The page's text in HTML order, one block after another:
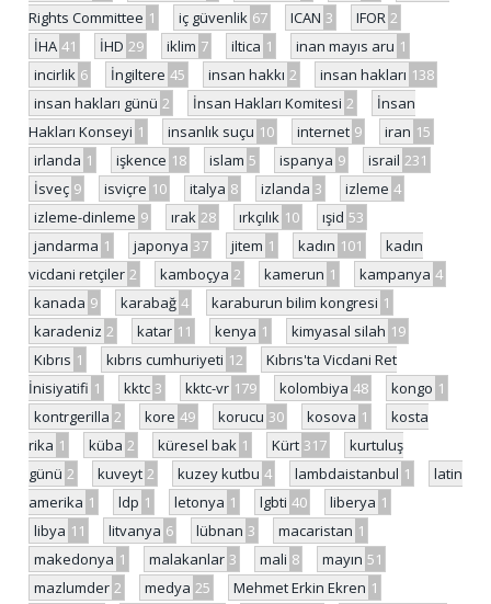
Rights Committee 1 iç güvenlik 67 ICAN 3 IFOR 2
İHA 41 İHD 29 iklim 7 iltica 1 inan mayıs aru 1
incirlik 6 İngiltere 45 insan hakkı 2 insan hakları 138
insan hakları günü 2 İnsan Hakları Komitesi 2
İnsan
Hakları Konseyi 1 insanlık suçu 10 internet 9 iran 15
irlanda 1 işkence 18 islam 5 ispanya 9 israil 231
İsveç 9 isviçre 10 italya 8 izlanda 3 izleme 4
izleme-dinleme 9 ırak 28 ırkçılık 10 ışid 53
jandarma 1 japonya 37 jitem 1 kadın 101
kadın
vicdani retçiler 2 kamboçya 2 kamerun 1 kampanya 4
kanada 9 karabağ 4 karaburun bilim kongresi 1
karadeniz 2 katar 11 kenya 1 kimyasal silah 19
Kıbrıs 1 kıbrıs cumhuriyeti 12
Kıbrıs'ta Vicdani Ret
İnisiyatifi 1 kktc 3 kktc-vr 179 kolombiya 48 kongo 1
kontrgerilla 2 kore 49 korucu 30 kosova 1
kosta
rika 1 küba 2 küresel bak 1 Kürt 317
kurtuluş
günü 2 kuveyt 2 kuzey kutbu 4 lambdaistanbul 1
latin
amerika 1 ldp 1 letonya 1 lgbti 40 liberya 1
libya 11 litvanya 6 lübnan 3 macaristan 1
makedonya 1 malakanlar 3 mali 8 mayın 51
mazlumder 2 medya 25 Mehmet Erkin Ekren 1